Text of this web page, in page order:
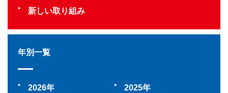
新しい取り組み
年別一覧
2026
2025